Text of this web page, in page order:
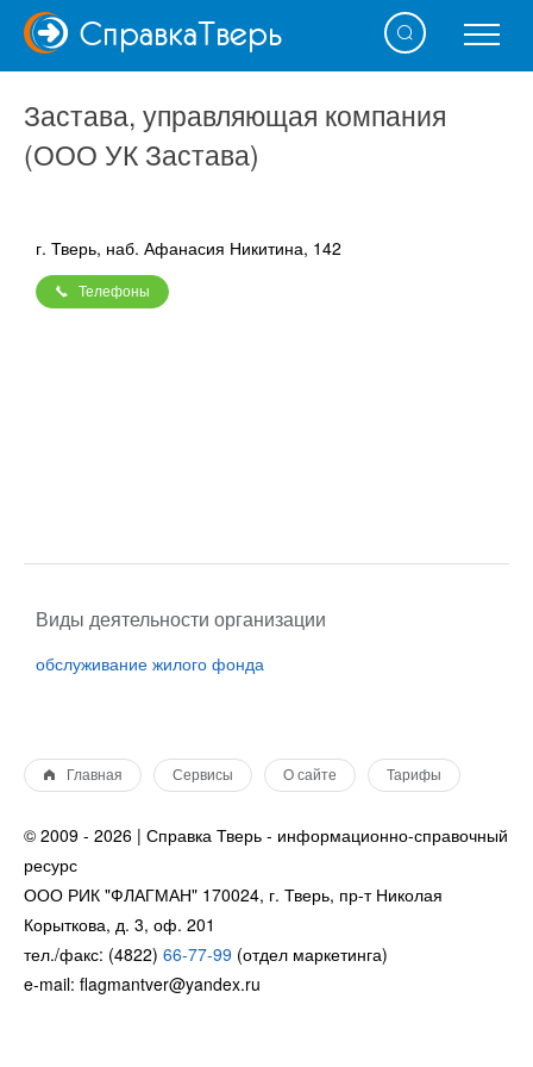
СправкаТверь
Застава, управляющая компания
(ООО УК Застава)
г. Тверь, наб. Афанасия Никитина, 142
Телефоны
Виды деятельности организации
обслуживание жилого фонда
Главная Сервисы О сайте Тарифы
© 2009 - 2026 | Справка Тверь - информационно-справочный
ресурс
ООО РИК "ФЛАГМАН" 170024, г. Тверь, пр-т Николая
Корыткова, д. 3, оф. 201
тел./факс: (4822) 66-77-99 (отдел маркетинга)
e-mail: flagmantver@yandex.ru